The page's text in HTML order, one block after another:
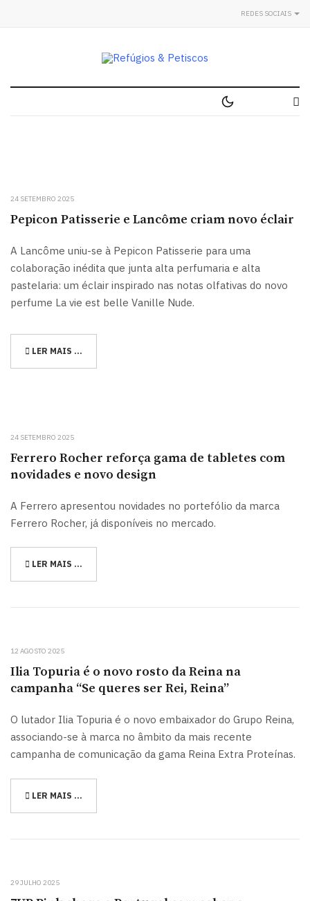
REDES SOCIAIS
24 SETEMBRO 2025
Pepicon Patisserie e Lancôme criam novo éclair
A Lancôme uniu-se à Pepicon Patisserie para uma
colaboração inédita que junta alta perfumaria e alta
pastelaria: um éclair inspirado nas notas olfativas do novo
perfume La vie est belle Vanille Nude.
LER MAIS …
24 SETEMBRO 2025
Ferrero Rocher reforça gama de tabletes com
novidades e novo design
A Ferrero apresentou novidades no portefólio da marca
Ferrero Rocher, já disponíveis no mercado.
LER MAIS …
12 AGOSTO 2025
Ilia Topuria é o novo rosto da Reina na
campanha “Se queres ser Rei, Reina”
O lutador Ilia Topuria é o novo embaixador do Grupo Reina,
associando-se à marca no âmbito da mais recente
campanha de comunicação da gama Reina Extra Proteínas.
LER MAIS …
29 JULHO 2025